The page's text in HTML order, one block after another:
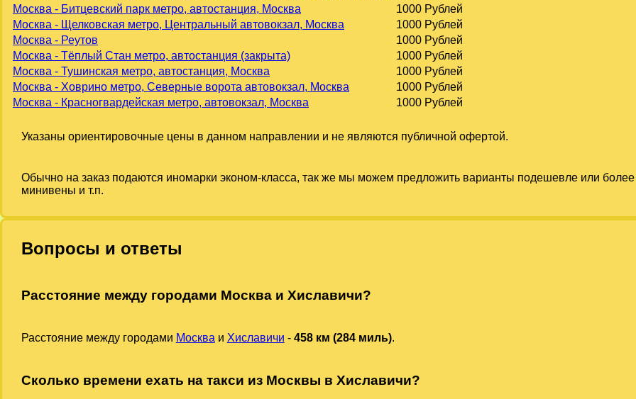
Москва - Битцевский парк метро, автостанция, Москва
1000 Рублей
Москва - Щелковская метро, Центральный автовокзал, Москва
1000 Рублей
Москва - Реутов
1000 Рублей
Москва - Тёплый Стан метро, автостанция (закрыта)
1000 Рублей
Москва - Тушинская метро, автостанция, Москва
1000 Рублей
Москва - Ховрино метро, Северные ворота автовокзал, Москва
1000 Рублей
Москва - Красногвардейская метро, автовокзал, Москва
1000 Рублей
Указаны ориентировочные цены в данном направлении и не являются публичной офертой.
Обычно на заказ подаются иномарки эконом-класса, так же мы можем предложить варианты подешевле или
минивены и т.п.
Вопросы и ответы
Расстояние между городами Москва и Хиславичи?
Расстояние между городами Москва и Хиславичи - 458 км (284 миль).
Сколько времени ехать на такси из Москвы в Хиславичи?